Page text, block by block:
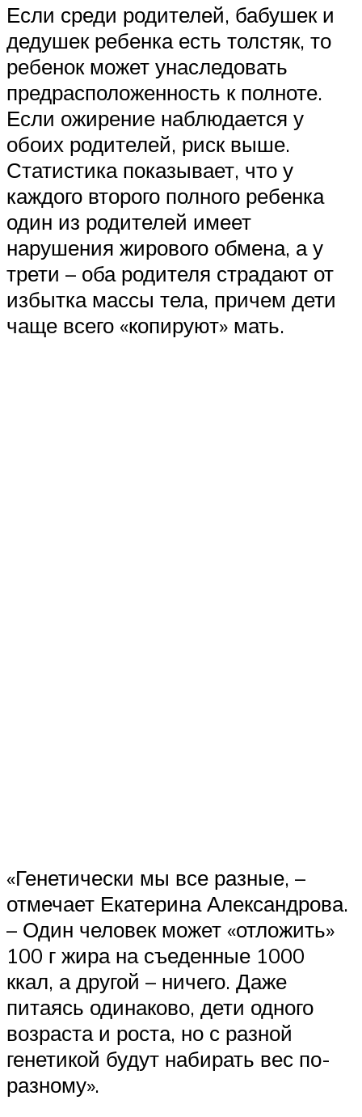
Если среди родителей, бабушек и
дедушек ребенка есть толстяк, то
ребенок может унаследовать
предрасположенность к полноте.
Если ожирение наблюдается у
обоих родителей, риск выше.
Статистика показывает, что у
каждого второго полного ребенка
один из родителей имеет
нарушения жирового обмена, а у
трети – оба родителя страдают от
избытка массы тела, причем дети
чаще всего «копируют» мать.
«Генетически мы все разные, –
отмечает Екатерина Александрова.
– Один человек может «отложить»
100 г жира на съеденные 1000
ккал, а другой – ничего. Даже
питаясь одинаково, дети одного
возраста и роста, но с разной
генетикой будут набирать вес по-
разному».